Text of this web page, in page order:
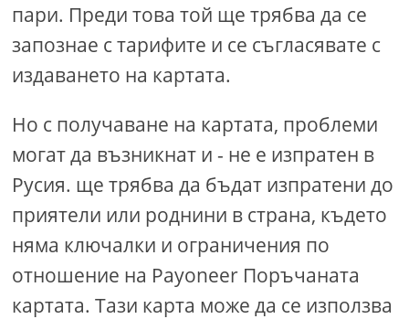
пари. Преди това той ще трябва да се
запознае с тарифите и се съгласявате с
издаването на картата.
Но с получаване на картата, проблеми
могат да възникнат и - не е изпратен в
Русия. ще трябва да бъдат изпратени до
приятели или роднини в страна, където
няма ключалки и ограничения по
отношение на Payoneer Поръчаната
картата. Тази карта може да се използва